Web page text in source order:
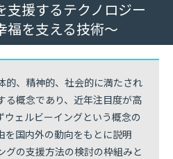
支援するテクノロジー
福を支える技術～
的、精神的、社会的に満たされ
る概念であり、近年注目度が高
ウェルビーイングという概念の
を国内外の動向をもとに説明
グの支援方法の検討の枠組みと